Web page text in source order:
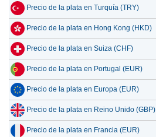
Precio de la plata en Turquía (TRY)
Precio de la plata en Hong Kong (HKD)
Precio de la plata en Suiza (CHF)
Precio de la plata en Portugal (EUR)
Precio de la plata en Europa (EUR)
Precio de la plata en Reino Unido (GBP)
Precio de la plata en Francia (EUR)